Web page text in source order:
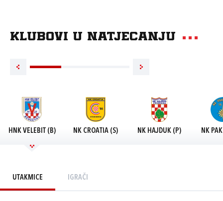
Klubovi u natjecanju
HNK VELEBIT (B) NK CROATIA (S) NK HAJDUK (P) NK
UTAKMICE IGRAČI